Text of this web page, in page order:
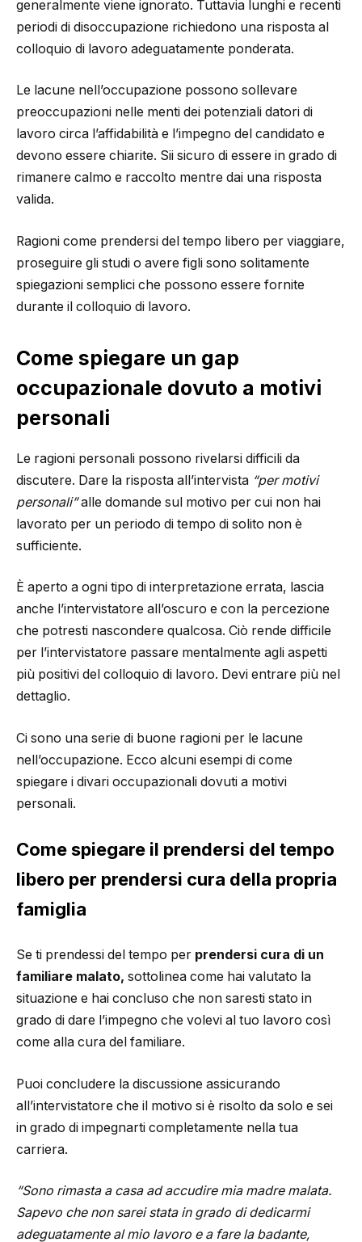
generalmente viene ignorato. Tuttavia lunghi e recenti
periodi di disoccupazione richiedono una risposta al
colloquio di lavoro adeguatamente ponderata.
Le lacune nell’occupazione possono sollevare
preoccupazioni nelle menti dei potenziali datori di
lavoro circa l’affidabilità e l’impegno del candidato e
devono essere chiarite. Sii sicuro di essere in grado di
rimanere calmo e raccolto mentre dai una risposta
valida.
Ragioni come prendersi del tempo libero per viaggiare,
proseguire gli studi o avere figli sono solitamente
spiegazioni semplici che possono essere fornite
durante il colloquio di lavoro.
Come spiegare un gap
occupazionale dovuto a motivi
personali
Le ragioni personali possono rivelarsi difficili da
discutere. Dare la risposta all’intervista “per motivi
personali”alle domande sul motivo per cui non hai
lavorato per un periodo di tempo di solito non è
sufficiente.
È aperto a ogni tipo di interpretazione errata, lascia
anche l’intervistatore all’oscuro e con la percezione
che potresti nascondere qualcosa. Ciò rende difficile
per l’intervistatore passare mentalmente agli aspetti
più positivi del colloquio di lavoro. Devi entrare più nel
dettaglio.
Ci sono una serie di buone ragioni per le lacune
nell’occupazione. Ecco alcuni esempi di come
spiegare i divari occupazionali dovuti a motivi
personali.
Come spiegare il prendersi del tempo
libero per prendersi cura della propria
famiglia
Se ti prendessi del tempo per prendersi cura di un
familiare malato, sottolinea come hai valutato la
situazione e hai concluso che non saresti stato in
grado di dare l’impegno che volevi al tuo lavoro così
come alla cura del familiare.
Puoi concludere la discussione assicurando
all’intervistatore che il motivo si è risolto da solo e sei
in grado di impegnarti completamente nella tua
carriera.
“Sono rimasta a casa ad accudire mia madre malata.
Sapevo che non sarei stata in grado di dedicarmi
adeguatamente al mio lavoro e a fare la badante,